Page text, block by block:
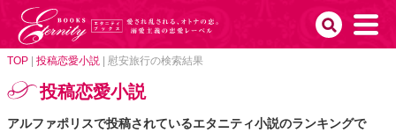
TOP 投稿恋愛小説 慰安旅行の検索結果
投稿恋愛小説
アルファポリスで投稿されているエタニティ小説のランキングで